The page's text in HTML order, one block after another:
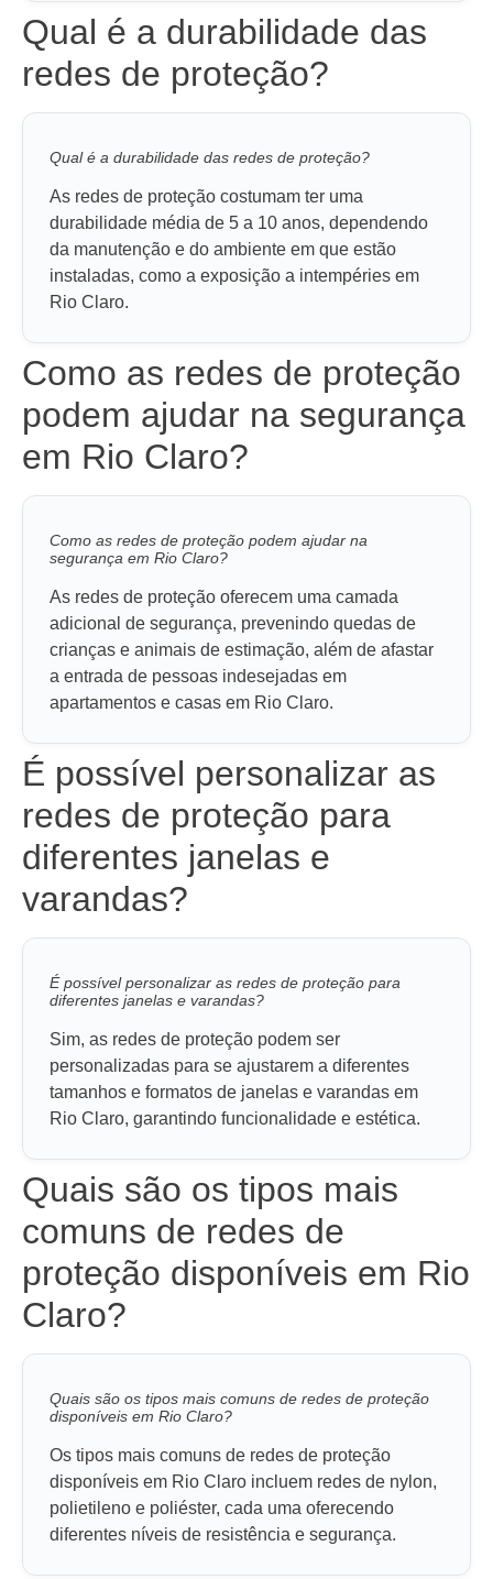
Qual é a durabilidade das
redes de proteção?
Qual é a durabilidade das redes de proteção?
As redes de proteção costumam ter uma
durabilidade média de 5 a 10 anos, dependendo
da manutenção e do ambiente em que estão
instaladas, como a exposição a intempéries em
Rio Claro.
Como as redes de proteção
podem ajudar na segurança
em Rio Claro?
Como as redes de proteção podem ajudar na
segurança em Rio Claro?
As redes de proteção oferecem uma camada
adicional de segurança, prevenindo quedas de
crianças e animais de estimação, além de afastar
a entrada de pessoas indesejadas em
apartamentos e casas em Rio Claro.
É possível personalizar as
redes de proteção para
diferentes janelas e
varandas?
É possível personalizar as redes de proteção para
diferentes janelas e varandas?
Sim, as redes de proteção podem ser
personalizadas para se ajustarem a diferentes
tamanhos e formatos de janelas e varandas em
Rio Claro, garantindo funcionalidade e estética.
Quais são os tipos mais
comuns de redes de
proteção disponíveis em Rio
Claro?
Quais são os tipos mais comuns de redes de proteção
disponíveis em Rio Claro?
Os tipos mais comuns de redes de proteção
disponíveis em Rio Claro incluem redes de nylon,
polietileno e poliéster, cada uma oferecendo
diferentes níveis de resistência e segurança.